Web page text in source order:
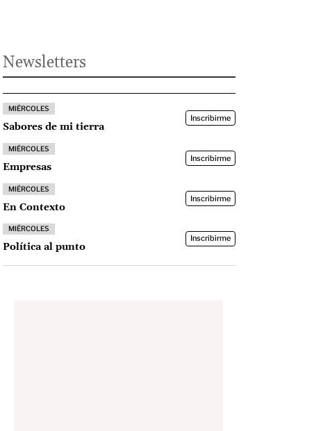
Newsletters
MIÉRCOLES
Sabores de mi tierra
Inscribirme
MIÉRCOLES
Empresas
Inscribirme
MIÉRCOLES
En Contexto
Inscribirme
MIÉRCOLES
Política al punto
Inscribirme